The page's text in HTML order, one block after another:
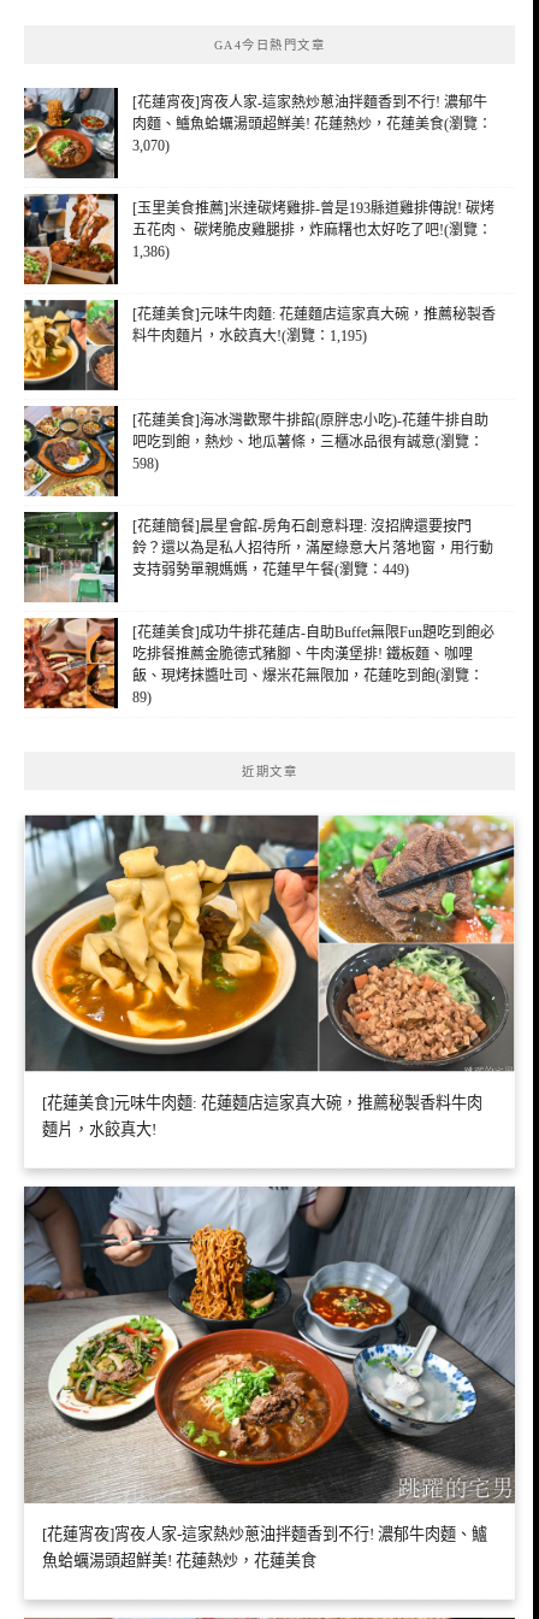
GA4今日熱門文章
[花蓮宵夜]宵夜人家-這家熱炒蔥油拌麵香到不行! 濃郁牛
肉麵、鱸魚蛤蠣湯頭超鮮美! 花蓮熱炒，花蓮美食(瀏覽：
3,070)
[玉里美食推薦]米達碳烤雞排-曾是193縣道雞排傳說! 碳烤
五花肉、 碳烤脆皮雞腿排，炸麻糬也太好吃了吧!(瀏覽：
1,386)
[花蓮美食]元味牛肉麵: 花蓮麵店這家真大碗，推薦秘製香
料牛肉麵片，水餃真大!(瀏覽：1,195)
[花蓮美食]海冰灣歡聚牛排館(原胖忠小吃)-花蓮牛排自助
吧吃到飽，熱炒、地瓜薯條，三櫃冰品很有誠意(瀏覽：
598)
[花蓮簡餐]晨星會館-房角石創意料理: 沒招牌還要按門
鈴？還以為是私人招待所，滿屋綠意大片落地窗，用行動
支持弱勢單親媽媽，花蓮早午餐(瀏覽：449)
[花蓮美食]成功牛排花蓮店-自助Buffet無限Fun題吃到飽必
吃排餐推薦金脆德式豬腳、牛肉漢堡排! 鐵板麵、咖哩
飯、現烤抹醬吐司、爆米花無限加，花蓮吃到飽(瀏覽：
89)
近期文章
[花蓮美食]元味牛肉麵: 花蓮麵店這家真大碗，推薦秘製香料牛肉
麵片，水餃真大!
[花蓮宵夜]宵夜人家-這家熱炒蔥油拌麵香到不行! 濃郁牛肉麵、鱸
魚蛤蠣湯頭超鮮美! 花蓮熱炒，花蓮美食